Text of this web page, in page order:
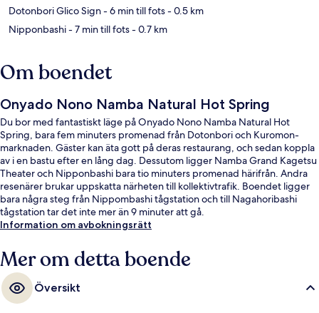
Dotonbori Glico Sign- 6 min till fots- 0.5 km
Nipponbashi- 7 min till fots- 0.7 km
Om boendet
Onyado Nono Namba Natural Hot Spring
Du bor med fantastiskt läge på Onyado Nono Namba Natural Hot
Spring, bara fem minuters promenad från Dotonbori och Kuromon-
marknaden. Gäster kan äta gott på deras restaurang, och sedan koppla
av i en bastu efter en lång dag. Dessutom ligger Namba Grand Kagetsu
Theater och Nipponbashi bara tio minuters promenad härifrån. Andra
resenärer brukar uppskatta närheten till kollektivtrafik. Boendet ligger
bara några steg från Nippombashi tågstation och till Nagahoribashi
tågstation tar det inte mer än 9 minuter att gå.
Information om avbokningsrätt
Mer om detta boende
Översikt